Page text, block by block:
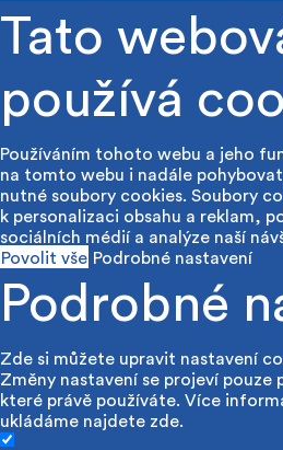
Tato
používá
Používáním tohoto webu a jeho
na tomto webu i nadále
nutné soubory cookies. Soubory
k personalizaci obsahu a reklam,
sociálních médií a analýze naší
Povolit vše Podrobné nastavení
Podrobné
Zde si můžete upravit nastavení
Změny nastavení se projeví pouze
které právě používáte. Více
ukládáme najdete zde.